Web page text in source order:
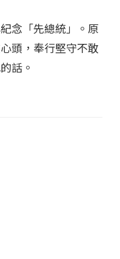
念「先總統」。原
頭，奉行堅守不敢
話。